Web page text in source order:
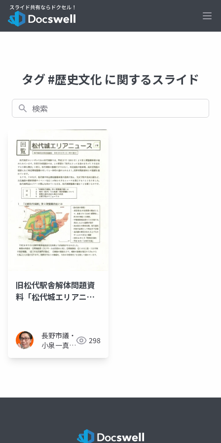
タグ #歴史文化 に関するスライド
検索
旧松代駅舎解体問題資
料「松代城エリアニュ
長野市議・
小泉一真
298